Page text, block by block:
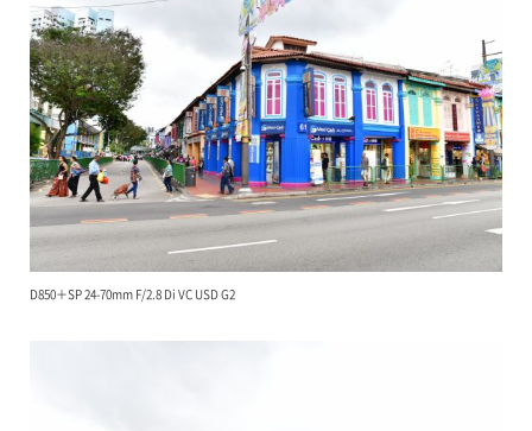
D850＋SP 24-70mm F/2.8 Di VC USD G2